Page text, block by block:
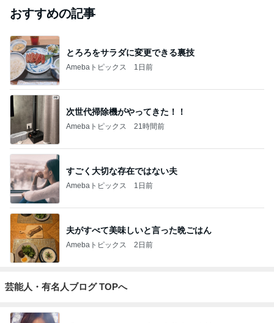
おすすめの記事
とろろをサラダに変更できる裏技
Amebaトピックス 1日前
次世代掃除機がやってきた！！
Amebaトピックス 21時間前
すごく大切な存在ではない夫
Amebaトピックス 1日前
夫がすべて美味しいと言った晩ごはん
Amebaトピックス 2日前
芸能人・有名人ブログ TOPへ